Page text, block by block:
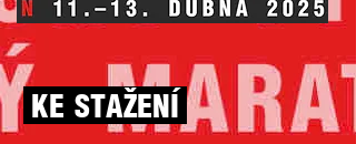
KE STAŽENÍ